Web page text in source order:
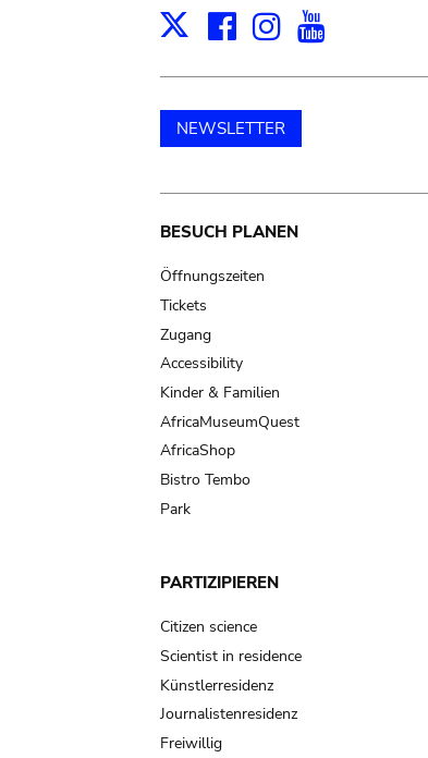
X Facebook
Instagram
NEWSLETTER
Main
navigation
BESUCH PLANEN
Öffnungszeiten
Tickets
Zugang
Accessibility
Kinder & Familien
AfricaMuseumQuest
AfricaShop
Bistro Tembo
Park
PARTIZIPIEREN
Citizen science
Scientist in residence
Künstlerresidenz
Journalistenresidenz
Freiwillig